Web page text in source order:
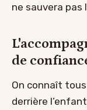
ne sauvera pas
de
On connaît
derrière